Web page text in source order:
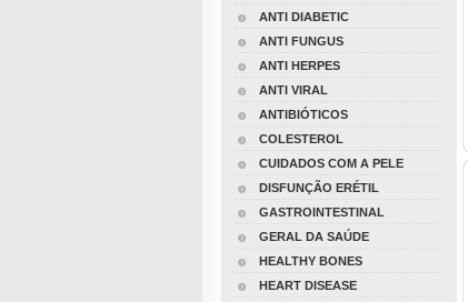
ANTI DIABETIC
ANTI FUNGUS
ANTI HERPES
ANTI VIRAL
ANTIBIÓTICOS
COLESTEROL
CUIDADOS COM A PELE
DISFUNÇÃO ERÉTIL
GASTROINTESTINAL
GERAL DA SAÚDE
HEALTHY BONES
HEART DISEASE